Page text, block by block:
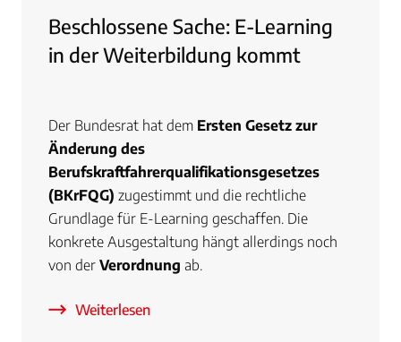
Beschlossene Sache: E-Learning
in der Weiterbildung kommt
Der Bundesrat hat dem Ersten Gesetz zur
Änderung des
Berufskraftfahrerqualifikationsgesetzes
(BKrFQG) zugestimmt und die rechtliche
Grundlage für E-Learning geschaffen. Die
konkrete Ausgestaltung hängt allerdings noch
von der Verordnung ab.
Weiterlesen